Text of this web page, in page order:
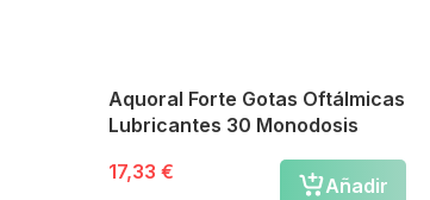
Aquoral Forte Gotas Oftálmicas
Lubricantes 30 Monodosis
17,33 €
Añadir